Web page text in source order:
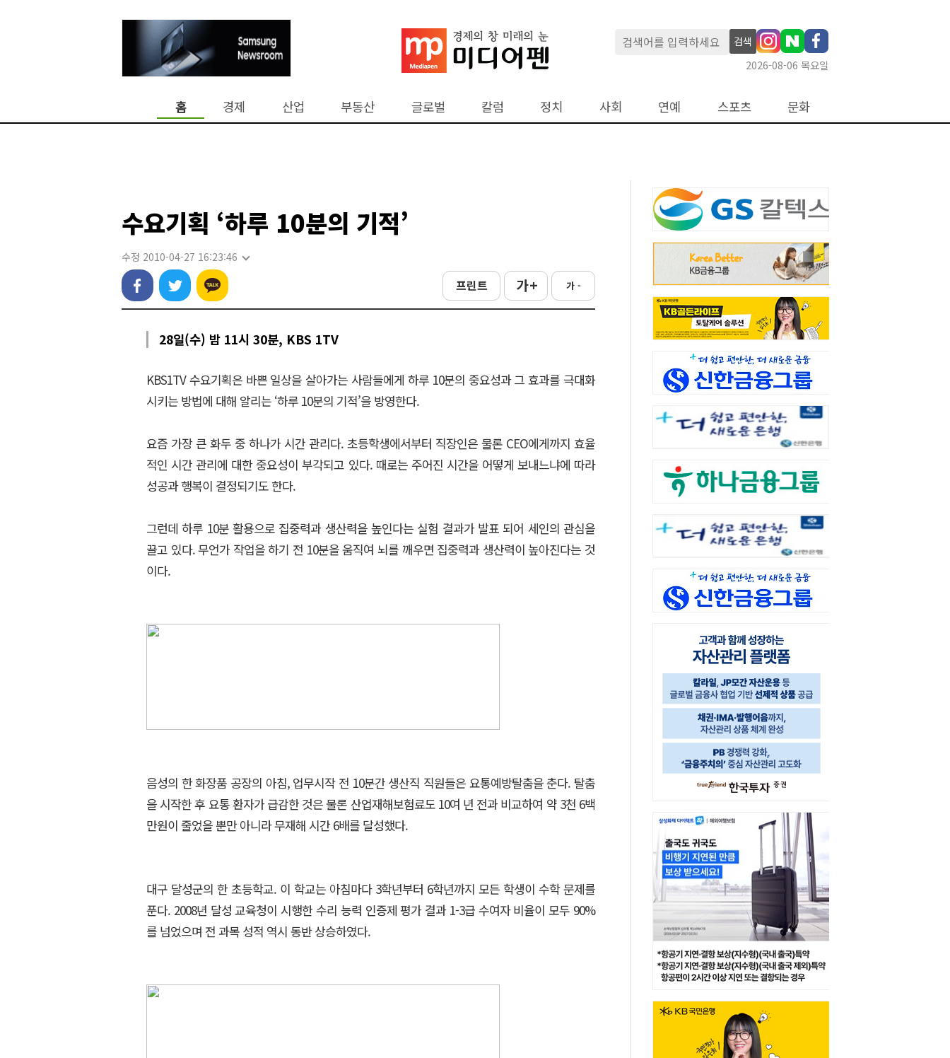
검색
2026-08-06 목요일
홈 경제 산업 부동산 글로벌 칼럼 정치 사회 연예 스포츠 문화
수요기획 ‘하루 10분의 기적’
수정 2010-04-27 16:23:46
프린트 가 + 가 -
28일(수) 밤 11시 30분, KBS 1TV
KBS1TV 수요기획은 바쁜 일상을 살아가는 사람들에게 하루 10분의 중요성과 그 효과를 극대화
시키는 방법에 대해 알리는 ‘하루 10분의 기적’을 방영한다.
요즘 가장 큰 화두 중 하나가 시간 관리다. 초등학생에서부터 직장인은 물론 CEO에게까지 효율
적인 시간 관리에 대한 중요성이 부각되고 있다. 때로는 주어진 시간을 어떻게 보내느냐에 따라
성공과 행복이 결정되기도 한다.
그런데 하루 10분 활용으로 집중력과 생산력을 높인다는 실험 결과가 발표 되어 세인의 관심을
끌고 있다. 무언가 작업을 하기 전 10분을 움직여 뇌를 깨우면 집중력과 생산력이 높아진다는 것
이다.
음성의 한 화장품 공장의 아침, 업무시작 전 10분간 생산직 직원들은 요통예방탈춤을 춘다. 탈춤
을 시작한 후 요통 환자가 급감한 것은 물론 산업재해보험료도 10여 년 전과 비교하여 약 3천 6백
만원이 줄었을 뿐만 아니라 무재해 시간 6배를 달성했다.
대구 달성군의 한 초등학교. 이 학교는 아침마다 3학년부터 6학년까지 모든 학생이 수학 문제를
푼다. 2008년 달성 교육청이 시행한 수리 능력 인증제 평가 결과 1-3급 수여자 비율이 모두 90%
를 넘었으며 전 과목 성적 역시 동반 상승하였다.